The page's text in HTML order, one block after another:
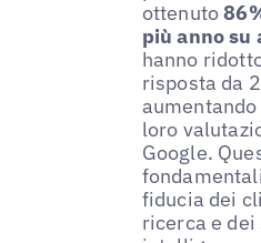
ottenuto
più anno su
hanno
risposta da
loro
Google.
fiducia dei
ricerca e